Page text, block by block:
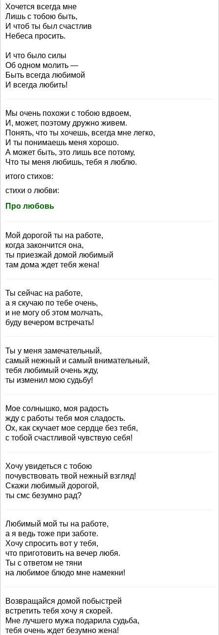
Хочется всегда мне
Лишь с тобою быть,
И чтоб ты был счастлив
Небеса просить.
И что было силы
Об одном молить —
Быть всегда любимой
И всегда любить!
Мы очень похожи с тобою вдвоем,
И, может, поэтому дружно живем.
Понять, что ты хочешь, всегда мне легко,
И ты понимаешь меня хорошо.
А может быть, это лишь все потому,
Что ты меня любишь, тебя я люблю.
итого стихов:
стихи о любви:
Про любовь
Мой дорогой ты на работе,
когда закончится она,
ты приезжай домой любимый
там дома ждет тебя жена!
Ты сейчас на работе,
а я скучаю по тебе очень,
и не могу об этом молчать,
буду вечером встречать!
Ты у меня замечательный,
самый нежный и самый внимательный,
тебя любимый очень жду,
ты изменил мою судьбу!
Мое солнышко, моя радость
жду с работы тебя моя сладость.
Ох, как скучает мое сердце без тебя,
с тобой счастливой чувствую себя!
Хочу увидеться с тобою
почувствовать твой нежный взгляд!
Скажи любимый дорогой,
ты смс безумно рад?
Любимый мой ты на работе,
а я ведь тоже при заботе.
Хочу спросить вот у тебя,
что приготовить на вечер любя.
Ты с ответом не тяни
на любимое блюдо мне намекни!
Возвращайся домой побыстрей
встретить тебя хочу я скорей.
Мне лучшего мужа подарила судьба,
тебя очень ждет безумно жена!